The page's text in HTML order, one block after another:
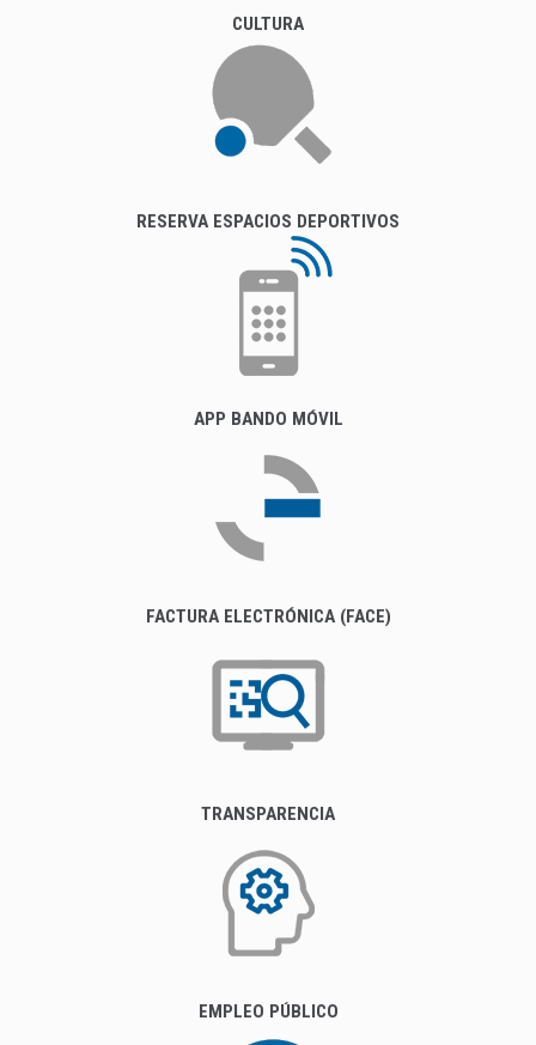
CULTURA
RESERVA ESPACIOS DEPORTIVOS
APP BANDO MÓVIL
FACTURA ELECTRÓNICA (FACE)
TRANSPARENCIA
EMPLEO PÚBLICO